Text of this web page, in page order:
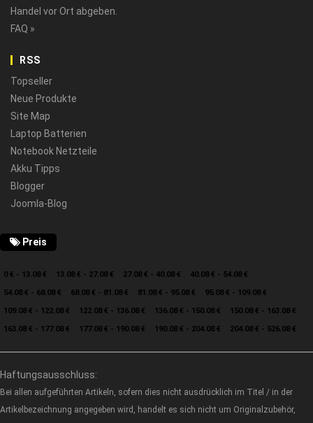
Handel vor Ort abgeben.
FAQ »
RSS
Topseller
Neue Produkte
Site Map
Laptop Batterien
Notebook Netzteile
Akku Tipps
Blogger
Joomla-Blog
Preis
0 € - 13.08 € 13.08 € - 27.08 € 27.08 € - 40.08 €
40.08 € - 54.08 €
54.08 € - 68.08 €
68.08 € - 81.08 € 81.08 € - 95.08 €
95.08 € - 109.08 €
109.08 € - 122.08 €
122.08 € - 136.08 € 136.08 € - 150.08 €
150.08 € - 163.08 €
163.08 € - 177.08 €
177.08 € - 190.08 € 190.08 € - 204.08 € 204.08 € - 526.08 €
Haftungsausschluss:
Bei allen aufgeführten Artikeln, sofern dies nicht ausdrücklich im Titel / in der
Artikelbezeichnung angegeben wird, handelt es sich nicht um Originalzubehör,